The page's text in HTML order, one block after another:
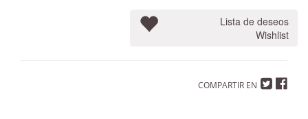
Lista de deseos
Wishlist
COMPARTIR EN